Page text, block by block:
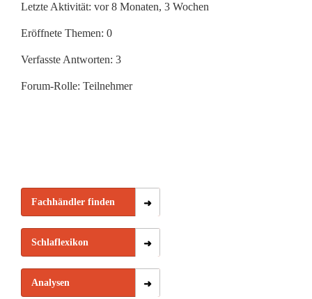
Letzte Aktivität: vor 8 Monaten, 3 Wochen
Eröffnete Themen: 0
Verfasste Antworten: 3
Forum-Rolle: Teilnehmer
Fachhändler finden
Schlaflexikon
Analysen